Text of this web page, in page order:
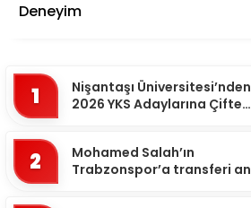
Deneyim
1
Nişantaşı Üniversitesi’nden
2026 YKS Adaylarına Çifte
2
Mohamed Salah’ın
Trabzonspor’a transferi an
Afyonkarahisar
Aksaray
Amasya
Antalya